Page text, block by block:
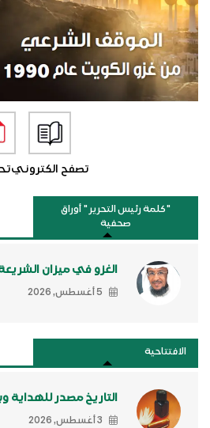
تصفح الكتروني
"كلمة رئيس التحرير " أوراق
صحفية
الغزو في ميزان
5 أغسطس, 2026
الافتتاحية
التاريخ مصدر للهداية
3 أغسطس, 2026